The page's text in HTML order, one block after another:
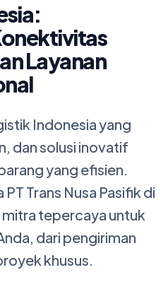
Layanan
Indonesia yang
dan solusi inovatif
yang efisien.
Trans Nusa Pasifik di
tepercaya untuk
dari pengiriman
khusus.